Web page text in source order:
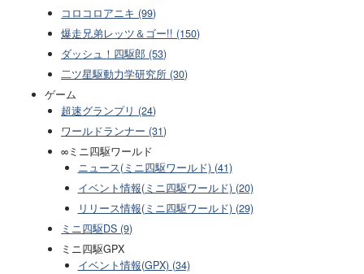
コロコロアニキ (99)
爆走兄弟レッツ＆ゴー!! (150)
ダッシュ！四駆郎 (53)
二ツ星駆動力学研究所 (30)
ゲーム
超速グランプリ (24)
ワールドランナー (31)
∞ミニ四駆ワールド
ニュース(ミニ四駆ワールド) (41)
イベント情報(ミニ四駆ワールド) (20)
リリース情報(ミニ四駆ワールド) (29)
ミニ四駆DS (9)
ミニ四駆GPX
イベント情報(GPX) (34)